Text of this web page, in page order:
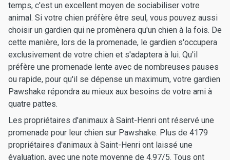
temps, c'est un excellent moyen de sociabiliser votre
animal. Si votre chien préfère être seul, vous pouvez aussi
choisir un gardien qui ne promènera qu'un chien à la fois. De
cette manière, lors de la promenade, le gardien s'occupera
exclusivement de votre chien et s'adaptera à lui. Qu'il
préfère une promenade lente avec de nombreuses pauses
ou rapide, pour qu'il se dépense un maximum, votre gardien
Pawshake répondra au mieux aux besoins de votre ami à
quatre pattes.
Les propriétaires d'animaux à Saint-Henri ont réservé une
promenade pour leur chien sur Pawshake. Plus de 4179
propriétaires d'animaux à Saint-Henri ont laissé une
évaluation, avec une note moyenne de 4.97/5. Tous ont